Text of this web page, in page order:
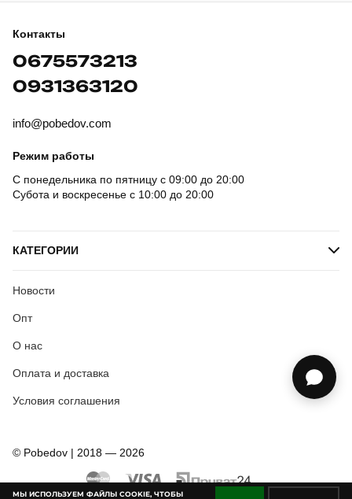
МЫ ИСПОЛЬЗУЕМ ФАЙЛЫ COOKIE, ЧТОБЫ
Контакты
0675573213
0931363120
info@pobedov.com
Режим работы
С понедельника по пятницу с 09:00 до 20:00
Субота и воскресенье с 10:00 до 20:00
КАТЕГОРИИ
Новости
Опт
О нас
Оплата и доставка
Условия соглашения
© Pobedov | 2018 — 2026